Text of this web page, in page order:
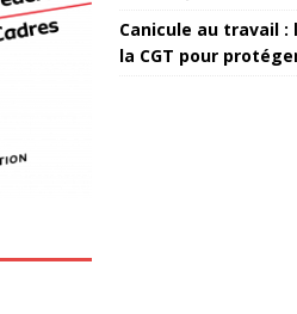
Canicule au travail
la CGT pour